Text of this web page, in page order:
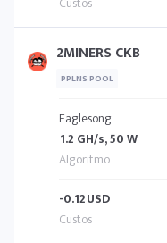
2MINERS CKB
PPLNS POOL
Eaglesong
1.2 GH/s, 50 W
-0.12USD